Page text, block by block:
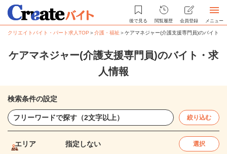
後で見る 閲覧履歴 会員登録 メニュー
クリエイトバイト・パート求人TOP ＞介護・福祉＞ケアマネジャー(介護支援専門員)のバイト・
ケアマネジャー(介護支援専門員)のバイト・求
人情報
検索条件の設定
絞り込む
エリア 指定しない 選択